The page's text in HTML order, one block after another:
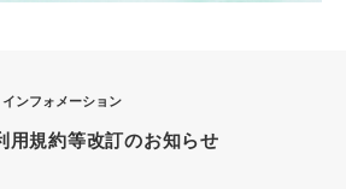
インフォメーション
用規約等改訂のお知らせ